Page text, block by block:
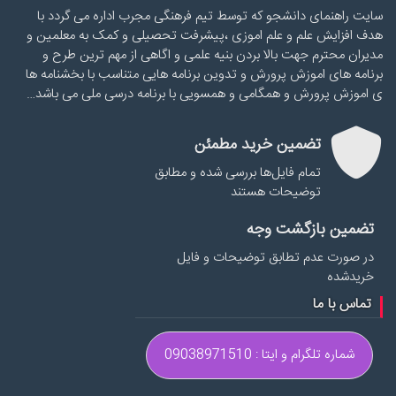
سایت راهنمای دانشجو که توسط تیم فرهنگی مجرب اداره می گردد با
هدف افزایش علم و علم اموزی ،پیشرفت تحصیلی و کمک به معلمین و
مدیران محترم جهت بالا بردن بنیه علمی و اگاهی از مهم ترین طرح و
برنامه های اموزش پرورش و تدوین برنامه هایی متناسب با بخشنامه ها
ی اموزش پرورش و همگامی و همسویی با برنامه درسی ملی می باشد…
تضمین خرید مطمئن
تمام فایل‌ها بررسی شده و مطابق
توضیحات هستند
تضمین بازگشت وجه
در صورت عدم تطابق توضیحات و فایل
خریدشده
تماس با ما
شماره تلگرام و ایتا : 09038971510